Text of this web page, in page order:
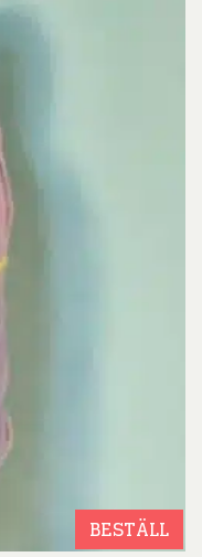
BESTÄLL